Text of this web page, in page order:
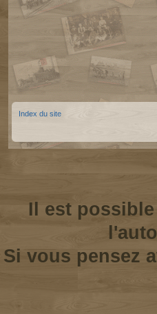
Index du site
Il est
Si vous pensez